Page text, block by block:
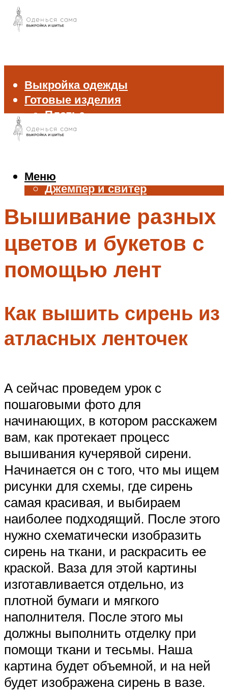
Выкройка одежды
Готовые изделия
Платье
Брюки
Жилет
Джемпер и свитер
Аксессуары
Меню
Меню
Вышивание разных
цветов и букетов с
помощью лент
Как вышить сирень из
атласных ленточек
А сейчас проведем урок с
пошаговыми фото для
начинающих, в котором расскажем
вам, как протекает процесс
вышивания кучерявой сирени.
Начинается он с того, что мы ищем
рисунки для схемы, где сирень
самая красивая, и выбираем
наиболее подходящий. После этого
нужно схематически изобразить
сирень на ткани, и раскрасить ее
краской. Ваза для этой картины
изготавливается отдельно, из
плотной бумаги и мягкого
наполнителя. После этого мы
должны выполнить отделку при
помощи ткани и тесьмы. Наша
картина будет объемной, и на ней
будет изображена сирень в вазе.